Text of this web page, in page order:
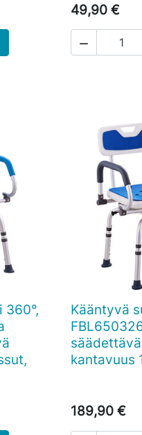
49,90 €

360°,

Kääntyvä
kantavuus
189,90 €